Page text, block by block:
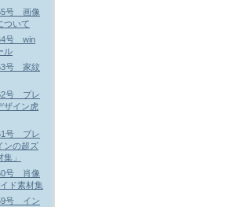
号 画像
ついて
号 win
ル
号 家紋
号 プレ
ザイン虎
号 プレ
ンの超ズ
」
号 肖像
ド素材集
号 イン